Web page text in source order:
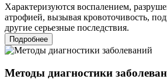
Характеризуются воспалением,
атрофией, вызывая кровоточивость,
другие серьезные последствия.
Подробнее
Методы диагностики